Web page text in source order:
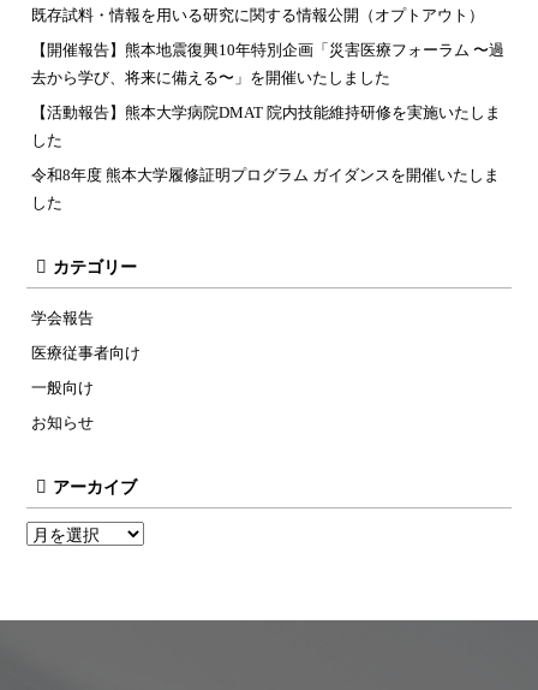
既存試料・情報を用いる研究に関する情報公開（オプトアウト）
【開催報告】熊本地震復興10年特別企画「災害医療フォーラム 〜過
去から学び、将来に備える〜」を開催いたしました
【活動報告】熊本大学病院DMAT 院内技能維持研修を実施いたしま
した
令和8年度 熊本大学履修証明プログラム ガイダンスを開催いたしま
した
カテゴリー
学会報告
医療従事者向け
一般向け
お知らせ
アーカイブ